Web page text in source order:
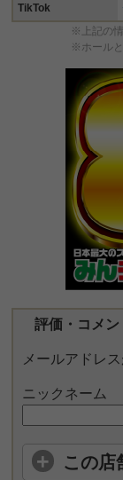
TikTok
※上記の
※ホール
評価・コメン
メールアドレ
ニックネーム
この店